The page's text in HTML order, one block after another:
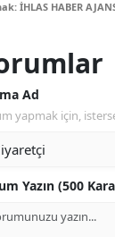
İHLAS HABER
Ad
yapmak için,
Yazın (500